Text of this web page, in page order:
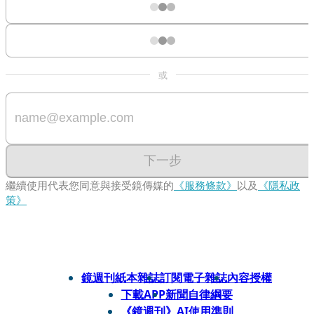
或
下一步
繼續使用代表您同意與接受鏡傳媒的 《服務條款》 以及 《隱私政
策》
鏡週刊紙本雜誌訂閱電子雜誌內容授權
下載APP新聞自律綱要